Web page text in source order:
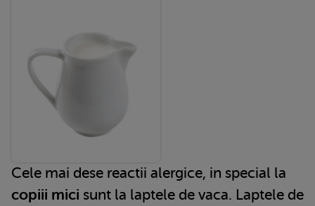
Cele mai dese reactii alergice, in special la
copiii mici sunt la laptele de vaca. Laptele de